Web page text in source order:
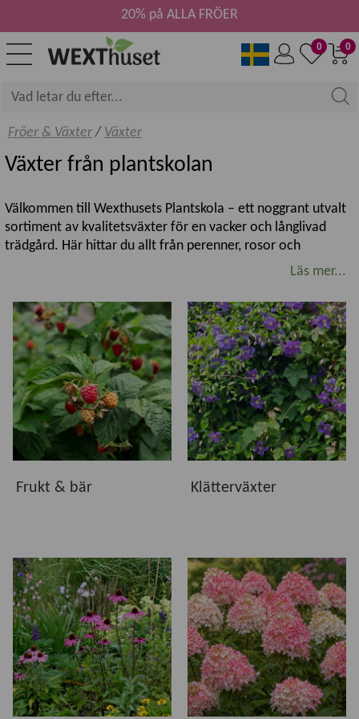
0
0
20% på ALLA FRÖER
Fröer & Växter/ Växter
Växter från plantskolan
Välkommen till Wexthusets Plantskola – ett noggrant utvalt
sortiment av kvalitetsväxter för en vacker och långlivad
trädgård. Här hittar du allt från perenner, rosor och
klätterväxter till prydnadsbuskar, prydnadsträd samt frukt-
kompletteras löpande med nya sorter och aktuella favoriter.
Kvalitetsväxter för svenska trädgårdar
Vi erbjuder växter som är utvalda för att trivas i svenska
odlingsförhållanden. Oavsett om du vill skapa en
blommande rabatt, plantera ett vackert träd, odla egna bär
eller låta klätterväxter rama in uteplatsen finns växter för
både små och stora trädgårdar. Hos oss hittar du växter
ledande växtleverantörer. Gemensamt är att de håller hög
kvalitet och är noggrant utvalda för att etablera sig väl och
utvecklas i svenska trädgårdar. I produktinformationen
hittar du råd om växtplats, härdighet, plantering och skötsel
för respektive växt.
Hitta rätt växter för din trädgård
Utforska våra underkategorier och upptäck växter som
Läs mer...
Frukt & bär Klätterväxter